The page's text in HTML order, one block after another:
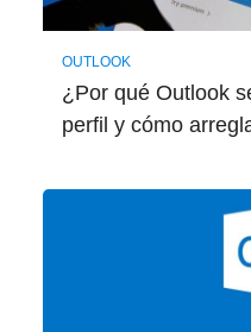
OUTLOOK
¿Por qué Outlook
perfil y cómo